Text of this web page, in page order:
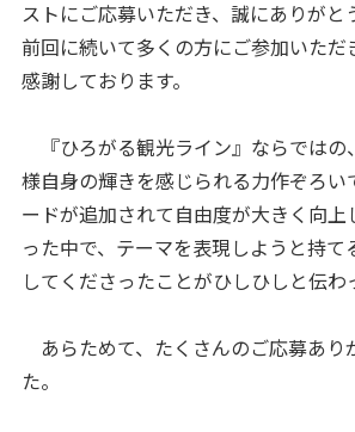
ストにご応募いただき、誠にありがと
前回に続いて多くの方にご参加いただ
感謝しております。
『ひろがる観光ライン』ならではの
様自身の輝きを感じられる力作ぞろい
ードが追加されて自由度が大きく向上
った中で、テーマを表現しようと持て
してくださったことがひしひしと伝わ
あらためて、たくさんのご応募あり
た。